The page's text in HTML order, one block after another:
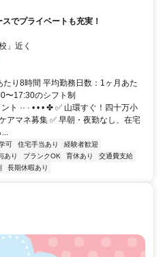
でプライベートも充実！
」近く
り8時間 平均勤務日数：1ヶ月あた
〜17:30のシフト制
ト ·· · • • • ✤ ✅ 山環すぐ！四十万小
アマネ募集 ✅ 早朝・夜勤なし、在宅
...
可 住宅手当あり
経験者歓迎
あり ブランクOK 育休あり
交通費支給
長期休暇あり